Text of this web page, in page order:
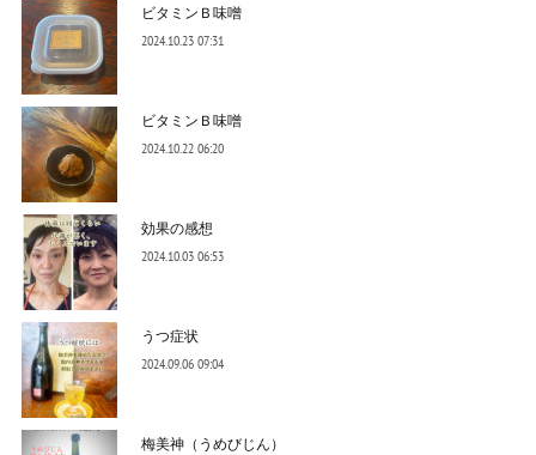
ビタミンＢ味噌
2024.10.23 07:31
ビタミンＢ味噌
2024.10.22 06:20
効果の感想
2024.10.03 06:53
うつ症状
2024.09.06 09:04
梅美神（うめびじん）